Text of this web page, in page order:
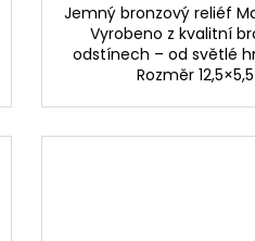
Jemný bronzový reliéf
Vyrobeno z kvalitní
odstínech – od světlé
Rozměr